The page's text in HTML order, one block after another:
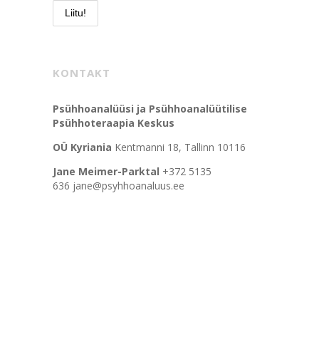
KONTAKT
Psühhoanalüüsi ja Psühhoanalüütilise
Psühhoteraapia Keskus
OÜ Kyriania Kentmanni 18, Tallinn 10116
Jane Meimer-Parktal +372 5135
636 jane@psyhhoanaluus.ee